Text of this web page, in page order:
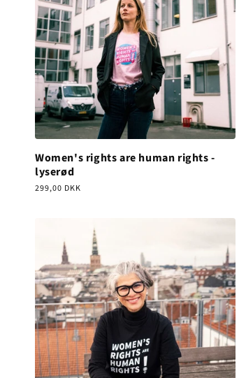
Women's rights are human rights -
lyserød
Normalpris
299,00 DKK